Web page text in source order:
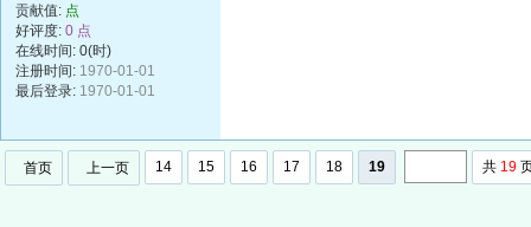
贡献值: 点
好评度: 0 点
在线时间: 0(时)
注册时间: 1970-01-01
最后登录: 1970-01-01
首页 上一页 14 15 16 17 18 19 共 19